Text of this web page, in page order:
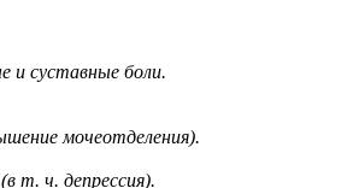
и суставные боли.
мочеотделения).
т. ч. депрессия).